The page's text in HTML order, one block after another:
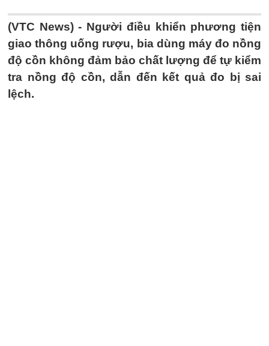
(VTC News) - Người điều khiển phương tiện
giao thông uống rượu, bia dùng máy đo nồng
độ cồn không đảm bảo chất lượng để tự kiểm
tra nồng độ cồn, dẫn đến kết quả đo bị sai
lệch.